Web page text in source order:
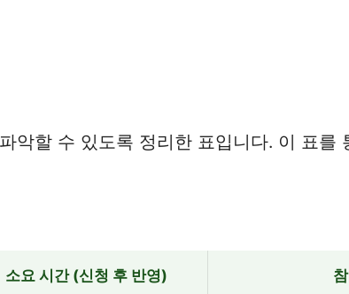
악할 수 있도록 정리한 표입니다. 이 표를
소요 시간 (신청 후 반영)